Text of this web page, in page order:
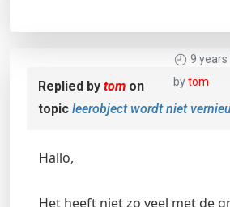
9
bytom
Replied by tom on
topic leerobject wordt niet
Hallo,
Het heeft niet zo veel met de